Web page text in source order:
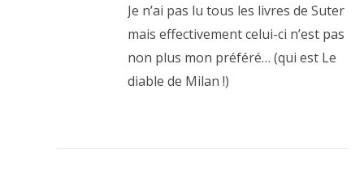
Je n’ai pas lu tous les livres de Suter
mais effectivement celui-ci n’est pas
non plus mon préféré… (qui est Le
diable de Milan !)